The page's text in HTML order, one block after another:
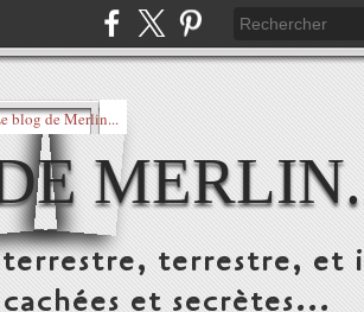
terrestre, et
et secrètes...